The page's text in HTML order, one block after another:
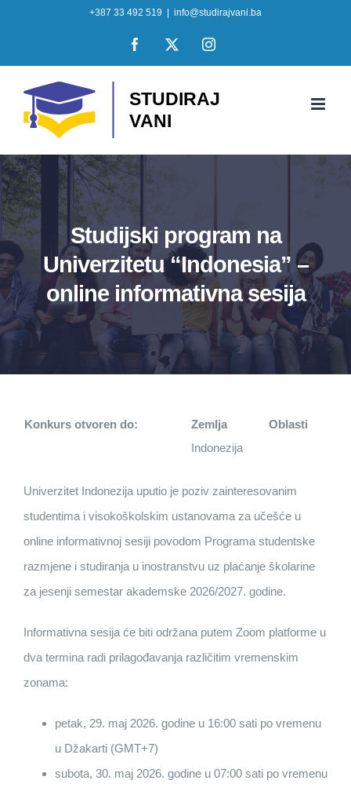
+387 33 492 519 info@studirajvani.ba
Facebook
X Instagram
Studijski program na
Univerzitetu “Indonesia” –
online informativna sesija
Konkurs otvoren do: Zemlja
Oblasti
Indonezija
Univerzitet Indonezija uputio je poziv zainteresovanim
studentima i visokoškolskim ustanovama za učešće u
online informativnoj sesiji povodom Programa studentske
razmjene i studiranja u inostranstvu uz plaćanje školarine
za jesenji semestar akademske 2026/2027. godine.
Informativna sesija će biti održana putem Zoom platforme u
dva termina radi prilagođavanja različitim vremenskim
zonama:
petak, 29. maj 2026. godine u 16:00 sati po vremenu
u Džakarti (GMT+7)
subota, 30. maj 2026. godine u 07:00 sati po vremenu